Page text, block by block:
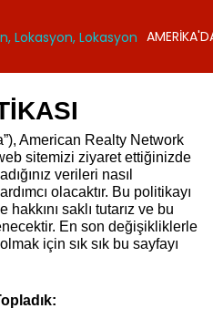
American Realty Network
web sitemizi ziyaret ettiğinizde
verileri nasıl
olacaktır. Bu politikayı
saklı tutarız ve bu
En son değişikliklerle
için sık sık bu sayfayı